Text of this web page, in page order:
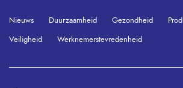
Nieuws Duurzaamheid Gezondheid
Veiligheid Werknemerstevredenheid